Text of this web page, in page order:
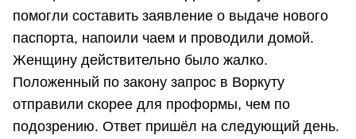
помогли составить заявление о выдаче нового
паспорта, напоили чаем и проводили домой.
Женщину действительно было жалко.
Положенный по закону запрос в Воркуту
отправили скорее для проформы, чем по
подозрению. Ответ пришёл на следующий день.